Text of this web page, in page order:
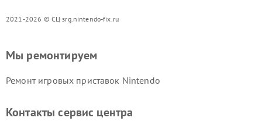
2021-2026 © СЦ srg.nintendo-fix.ru
Мы ремонтируем
Ремонт игровых приставок Nintendo
Контакты сервис центра